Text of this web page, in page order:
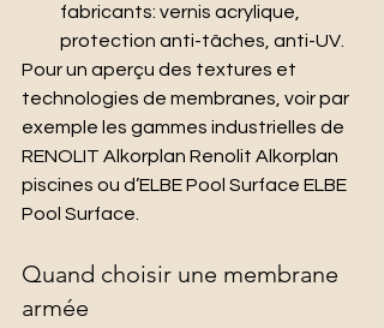
fabricants: vernis acrylique,
protection anti-tâches, anti-UV.
Pour un aperçu des textures et
technologies de membranes, voir par
exemple les gammes industrielles de
RENOLIT Alkorplan Renolit Alkorplan
piscines ou d’ELBE Pool Surface ELBE
Pool Surface.
Quand choisir une membrane
armée